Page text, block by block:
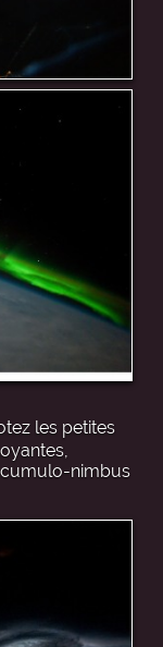
les petites
cumulo-nimbus